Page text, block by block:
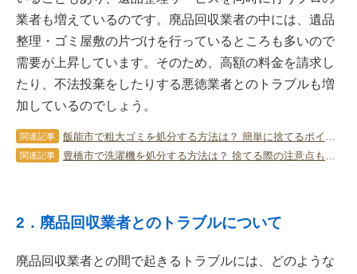
業者も増えているのです。廃品回収業者の中には、遺品
整理・ゴミ屋敷の片づけを行っているところも多いので
需要が上昇しています。そのため、高額の料金を請求し
たり、不法投棄をしたりする悪徳業者とのトラブルも増
加しているのでしょう。
関連記事
関連記事
2．廃品回収業者とのトラブルについて
廃品回収業者との間で起きるトラブルには、どのような